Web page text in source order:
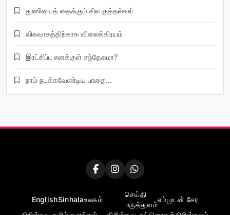
துணியைத் தைக்கும் சில குத்தல்கள்
விசுவாசத்திற்காக விலைக்கிரயம்
இரட்சிப்பு எனக்குள் சந்தேகமா?
நாம் நடக்கவேண்டிய பாதை…
EnglishSinhalaஉலகம்
செய்தி
மருத்துவம்
எம்முடன் சேர